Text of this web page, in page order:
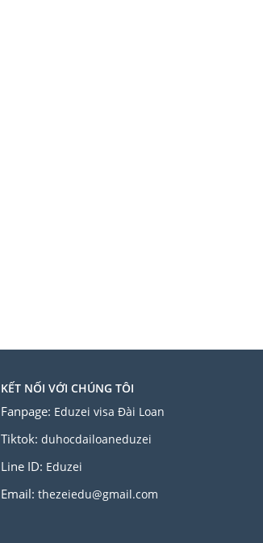
KẾT NỐI VỚI CHÚNG TÔI
Fanpage: Eduzei visa Đài Loan
Tiktok: duhocdailoaneduzei
Line ID: Eduzei
Email: thezeiedu@gmail.com